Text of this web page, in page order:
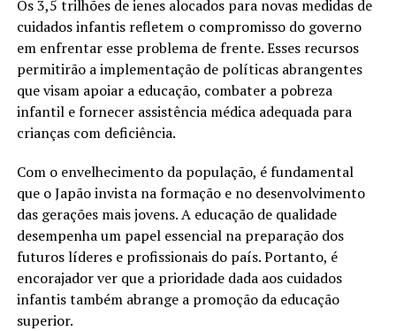
Os 3,5 trilhões de ienes alocados para novas medidas de
cuidados infantis refletem o compromisso do governo
em enfrentar esse problema de frente. Esses recursos
permitirão a implementação de políticas abrangentes
que visam apoiar a educação, combater a pobreza
infantil e fornecer assistência médica adequada para
crianças com deficiência.
Com o envelhecimento da população, é fundamental
que o Japão invista na formação e no desenvolvimento
das gerações mais jovens. A educação de qualidade
desempenha um papel essencial na preparação dos
futuros líderes e profissionais do país. Portanto, é
encorajador ver que a prioridade dada aos cuidados
infantis também abrange a promoção da educação
superior.